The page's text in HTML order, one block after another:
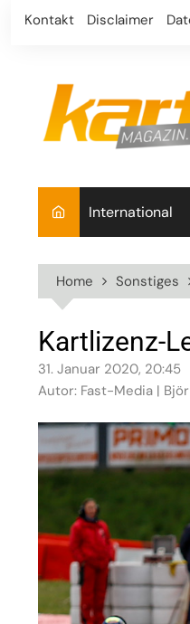
Skip
Kontakt Disclaimer
International
Home Sonstiges
Kartlizenz-
31. Januar 2020, 20:45
Autor: Fast-Media |